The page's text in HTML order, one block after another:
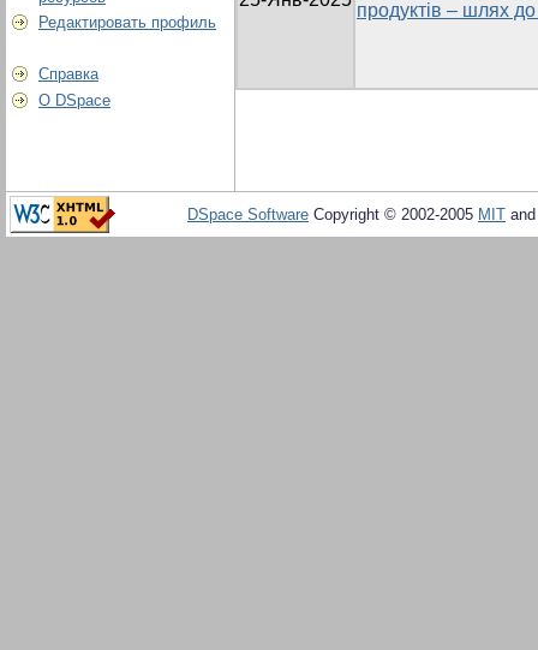
Редактировать профиль
Справка
О DSpace
продуктів – шлях до
DSpace Software Copyright © 2002-2005 MIT